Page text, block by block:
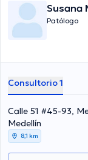
Susana
Patólogo
Consultorio 1
Calle 51 #45-93,
Medellín
8,1 km